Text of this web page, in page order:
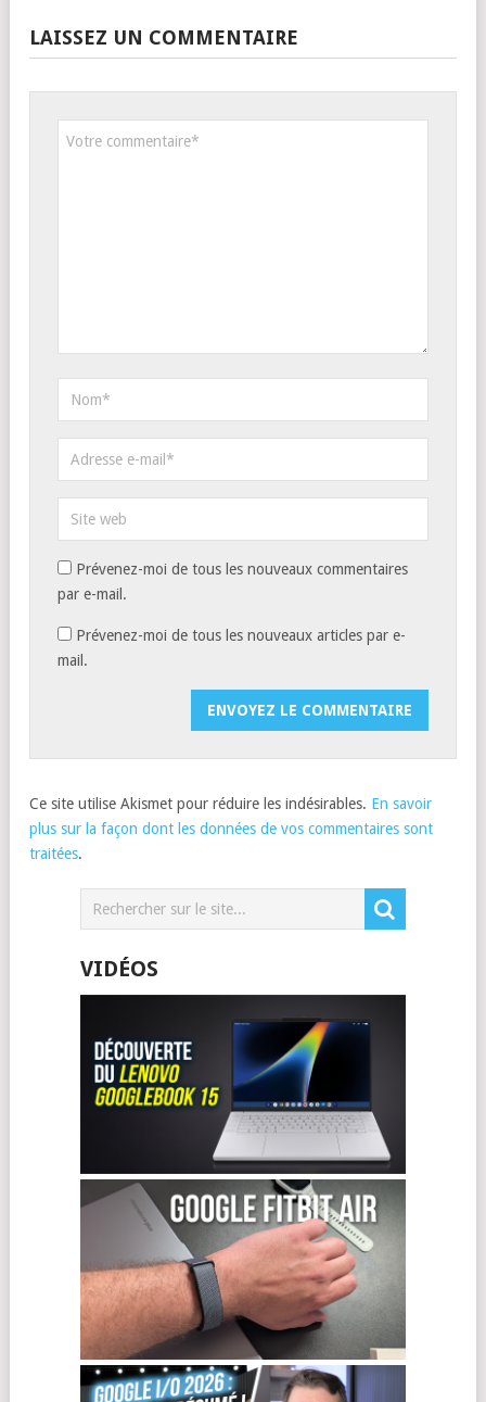
LAISSEZ UN COMMENTAIRE
Prévenez-moi de tous les nouveaux commentaires
par e-mail.
Prévenez-moi de tous les nouveaux articles par e-
mail.
Ce site utilise Akismet pour réduire les indésirables. En savoir
plus sur la façon dont les données de vos commentaires sont
traitées.
VIDÉOS